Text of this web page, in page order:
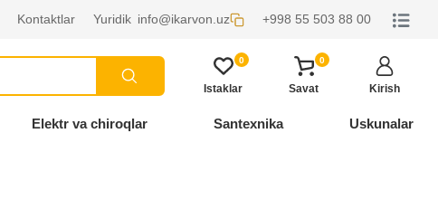
Kontaktlar Yuridik info@ikarvon.uz +998 55 503 88 00
0
Istaklar
0
Savat Kirish
Elektr va chiroqlar Santexnika Uskunalar